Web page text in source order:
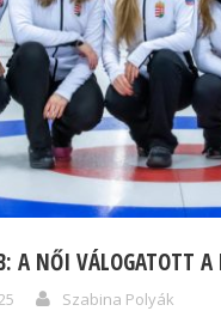
A NŐI VÁLOGATOTT A
Szabina Polyák